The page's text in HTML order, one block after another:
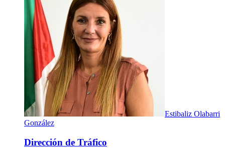
Estibaliz Olabarri
González
Dirección de Tráfico